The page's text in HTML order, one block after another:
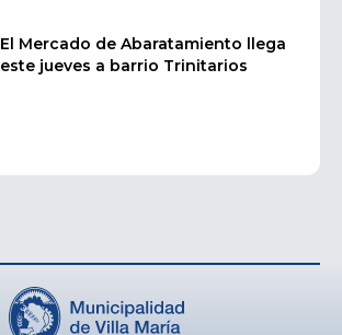
las escuelas
El Mercado de Abaratamiento llega
este jueves a barrio Trinitarios